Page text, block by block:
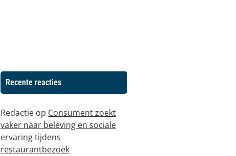
Recente reacties
Redactieop Consument zoekt
vaker naar beleving en sociale
ervaring tijdens
restaurantbezoek